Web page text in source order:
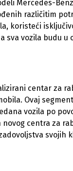
Mercedes-
različitim
koristeći
vozila budu u
centar za
Ovaj
vozila po
centra za
svojih